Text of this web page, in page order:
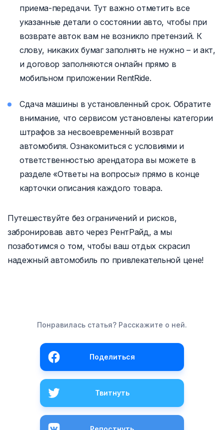
приема-передачи. Тут важно отметить все
указанные детали о состоянии авто, чтобы при
возврате авток вам не возникло претензий. К
слову, никаких бумаг заполнять не нужно – и акт,
и договор заполняются онлайн прямо в
мобильном приложении RentRide.
Сдача машины в установленный срок. Обратите
внимание, что сервисом установлены категории
штрафов за несвоевременный возврат
автомобиля. Ознакомиться с условиями и
ответственностью арендатора вы можете в
разделе «Ответы на вопросы» прямо в конце
карточки описания каждого товара.
Путешествуйте без ограничений и рисков,
забронировав авто через РентРайд, а мы
позаботимся о том, чтобы ваш отдых скрасил
надежный автомобиль по привлекательной цене!
Понравилась статья? Расскажите о ней.
Поделиться
Твитнуть